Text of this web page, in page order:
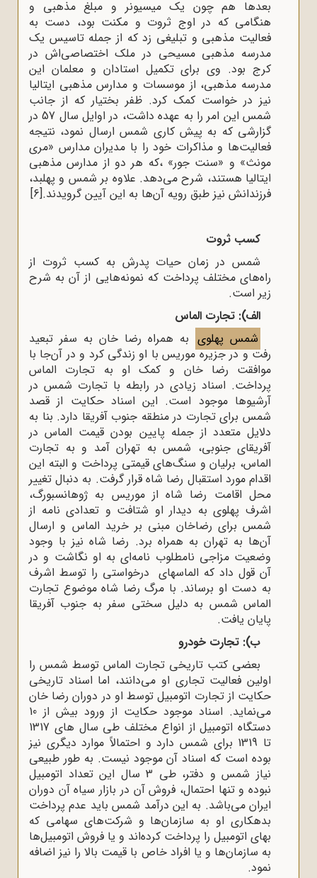
بعد‌ها هم ‌چون یک میسیونر و مبلغ مذهبی و
هنگامی که در اوج ثروت و مکنت بود، دست به
فعالیت مذهبی و تبلیغی زد که از جمله تاسیس یک
مدرسه مذهبی مسیحی در ملک اختصاصی‌‌اش در
کرج بود. وی برای تکمیل استادان و معلمان این
مدرسه مذهبی، از موسسات و مدارس مذهبی ایتالیا
نیز در خواست کمک کرد. ظفر بختیار که از جانب
شمس این امر را به عهده داشت، در اوایل سال 57 در
گزارشی که به پیش‌ کاری شمس ارسال نمود، نتیجه
فعالیت‌ها و مذاکرات خود را با مدیران مدارس «مری
مونث» و «سنت جور» ،که هر دو از مدارس مذهبی
ایتالیا هستند، شرح می‌دهد. علاوه بر شمس و پهلبد،
فرزندانش نیز طبق رویه آن‌ها به این آیین گرویدند.[6]
کسب ثروت
شمس در زمان حیات پدرش به کسب ثروت از
راه‌های مختلف پرداخت که نمونه‌هایی از آن به شرح
زیر است.
الف): تجارت الماس
شمس پهلوی به همراه رضا خان به سفر تبعید
رفت و در جزیره موریس با او زندگی ‌‌کرد و در آن‌جا با
موافقت رضا خان و کمک او به تجارت الماس
پرداخت. اسناد زیادی در رابطه با تجارت شمس در
آرشیو‌‌ها موجود است. این اسناد حکایت از قصد
شمس برای تجارت در منطقه جنوب آفریقا دارد. بنا به
دلایل متعدد از جمله پایین بودن قیمت الماس در
آفریقای جنوبی، شمس به تهران آمد و به تجارت
الماس، برلیان و سنگ‌‌های قیمتی پرداخت و البته این
اقدام مورد استقبال رضا شاه قرار گرفت. به دنبال تغییر
محل اقامت رضا شاه از موریس به ژوهانسبورگ،
اشرف پهلوی به دیدار او شتافت و تعدادی نامه از
شمس برای رضاخان مبنی بر خرید الماس و ارسال
آن‌ها به تهران به همراه برد. رضا شاه نیز با وجود
وضعیت مزاجی نامطلوب نامه‌ای به او نگاشت و در
آن قول داد که الماس­های درخواستی را توسط اشرف
به دست او برساند. با مرگ رضا شاه موضوع تجارت
الماس شمس به دلیل سختی سفر به جنوب آفریقا
پایان یافت.
ب): تجارت خودرو
بعضی کتب تاریخی تجارت الماس توسط شمس را
اولین فعالیت تجاری او می‌‌دانند، اما اسناد تاریخی
حکایت از تجارت اتومبیل توسط او در دوران رضا خان
می‌‌نماید. اسناد موجود حکایت از ورود بیش از 10
دستگاه اتومبیل از انواع مختلف طی سال های 1317
تا 1319 برای شمس دارد و احتمالاً موارد دیگری نیز
بوده است که اسناد آن موجود نیست. به طور طبیعی
نیاز شمس و دفتر، طی 3 سال این تعداد اتومبیل
نبوده و تنها احتمال، فروش آن در بازار سیاه آن دوران
ایران می‌‌باشد. به این درآمد شمس باید عدم پرداخت
بدهکاری او به سازمان‌ها و شرکت‌های سهامی که
بهای اتومبیل را پرداخت کرده‌‌‌اند و یا فروش اتومبیل‌ها
به سازمان‌‌‌ها و یا افراد خاص با قیمت بالا را نیز اضافه
نمود.